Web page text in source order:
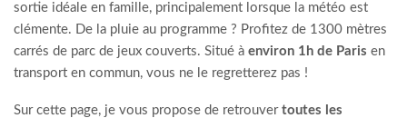
sortie idéale en famille, principalement lorsque la météo est
clémente. De la pluie au programme ? Profitez de 1300 mètres
carrés de parc de jeux couverts. Situé à environ 1h de Paris en
transport en commun, vous ne le regretterez pas !
Sur cette page, je vous propose de retrouver toutes les